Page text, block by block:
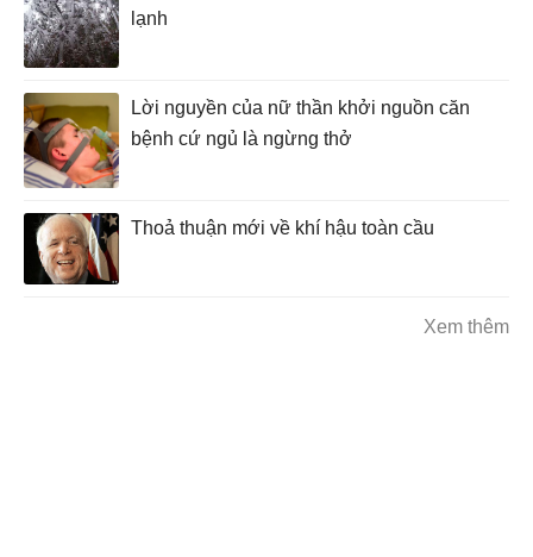
lạnh
Lời nguyền của nữ thần khởi nguồn căn
bệnh cứ ngủ là ngừng thở
Thoả thuận mới về khí hậu toàn cầu
Xem thêm